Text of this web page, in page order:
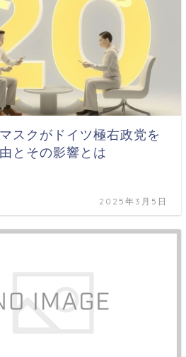
スクがドイツ極右政党を
とその影響とは
2025年3月5日